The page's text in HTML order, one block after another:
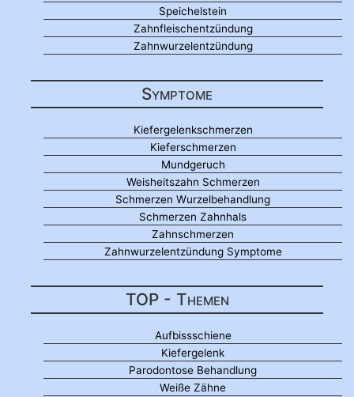
Speichelstein
Zahnfleischentzündung
Zahnwurzelentzündung
Symptome
Kiefergelenkschmerzen
Kieferschmerzen
Mundgeruch
Weisheitszahn Schmerzen
Schmerzen Wurzelbehandlung
Schmerzen Zahnhals
Zahnschmerzen
Zahnwurzelentzündung Symptome
TOP - Themen
Aufbissschiene
Kiefergelenk
Parodontose Behandlung
Weiße Zähne